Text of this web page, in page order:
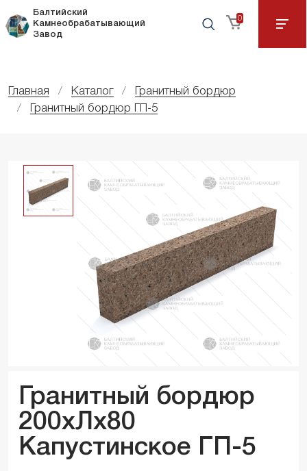
Балтийский
Камнеобрабатывающий
Завод
0
Главная Каталог
Гранитный бордюр
Гранитный бордюр ГП-5
Гранитный бордюр
200xЛx80
Капустинское ГП-5